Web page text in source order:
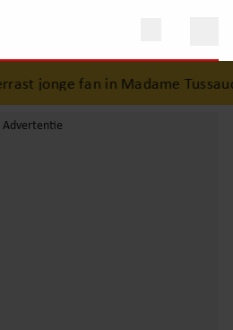
Madame Tussauds: